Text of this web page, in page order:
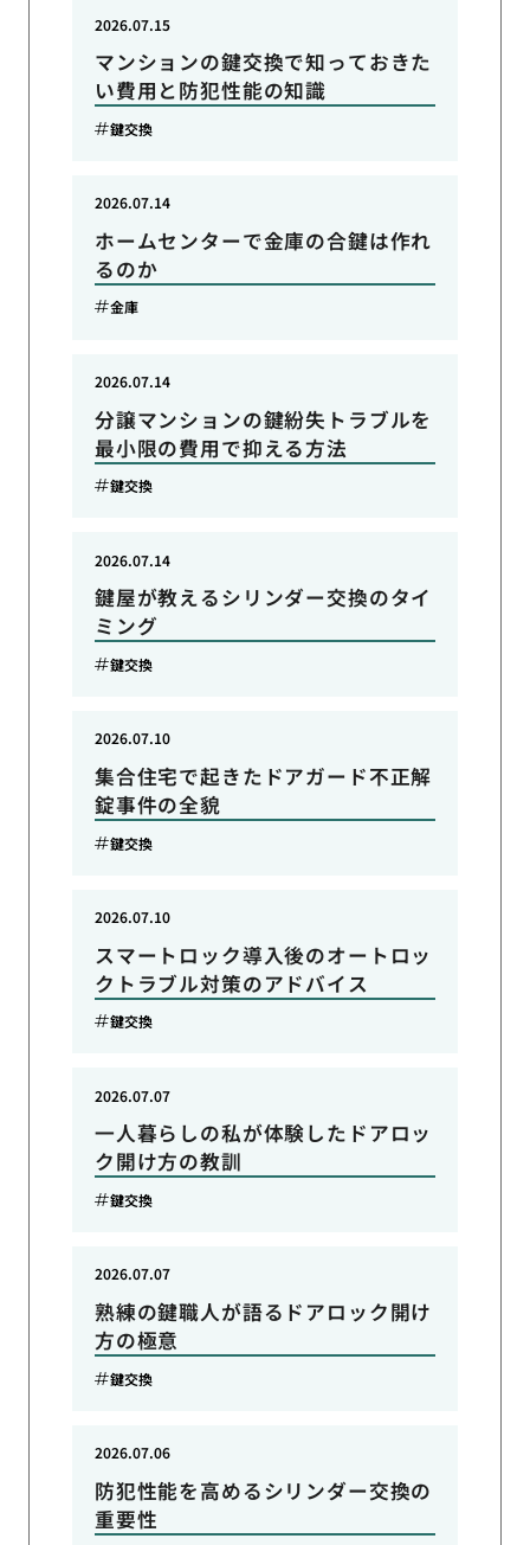
マンションの鍵交換で知っておきた
い費用と防犯性能の知識
2026.07.15
鍵交換
ホームセンターで金庫の合鍵は作れ
るのか
2026.07.14
金庫
分譲マンションの鍵紛失トラブルを
最小限の費用で抑える方法
2026.07.14
鍵交換
鍵屋が教えるシリンダー交換のタイ
ミング
2026.07.14
鍵交換
集合住宅で起きたドアガード不正解
錠事件の全貌
2026.07.10
鍵交換
スマートロック導入後のオートロッ
クトラブル対策のアドバイス
2026.07.10
鍵交換
一人暮らしの私が体験したドアロッ
ク開け方の教訓
2026.07.07
鍵交換
熟練の鍵職人が語るドアロック開け
方の極意
2026.07.07
鍵交換
防犯性能を高めるシリンダー交換の
重要性
2026.07.06